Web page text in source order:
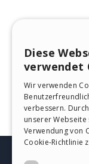
Diese
verwendet
Wir verwenden
verbessern.
unserer
Verwendung von
Cookie-Richtlinie